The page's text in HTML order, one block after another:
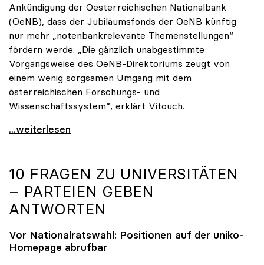
Ankündigung der Oesterreichischen Nationalbank
(OeNB), dass der Jubiläumsfonds der OeNB künftig
nur mehr „notenbankrelevante Themenstellungen“
fördern werde. „Die gänzlich unabgestimmte
Vorgangsweise des OeNB-Direktoriums zeugt von
einem wenig sorgsamen Umgang mit dem
österreichischen Forschungs- und
Wissenschaftssystem“, erklärt Vitouch.
OeNB-Jubiläumsfonds: uniko-Kritik an „wenig
...weiterlesen
10 FRAGEN ZU UNIVERSITÄTEN
– PARTEIEN GEBEN
ANTWORTEN
Vor Nationalratswahl: Positionen auf der uniko-
Homepage abrufbar